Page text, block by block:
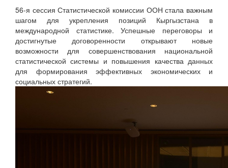
56-я сессия Статистической комиссии ООН стала важным
шагом для укрепления позиций Кыргызстана в
международной статистике. Успешные переговоры и
достигнутые договоренности открывают новые
возможности для совершенствования национальной
статистической системы и повышения качества данных
для формирования эффективных экономических и
социальных стратегий.